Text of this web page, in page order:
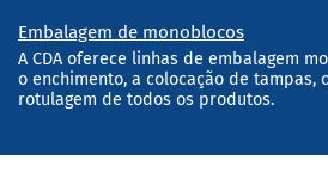
Embalagem de monoblocos
A CDA oferece linhas de embalagem
o enchimento, a colocação de tampas,
rotulagem de todos os produtos.